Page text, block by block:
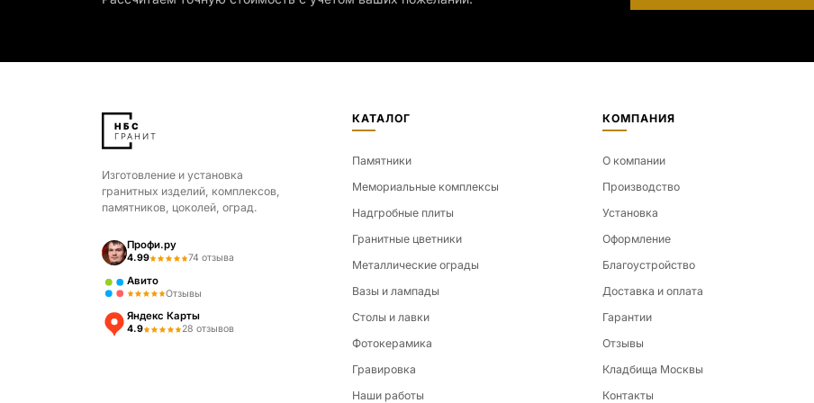
Изготовление и установка
гранитных изделий, комплексов,
памятников, цоколей, оград.
Профи.ру
4.99 74 отзыва
Авито
Отзывы
Яндекс Карты
4.9 28 отзывов
КАТАЛОГ
Памятники
Мемориальные комплексы
Надгробные плиты
Гранитные цветники
Металлические ограды
Вазы и лампады
Столы и лавки
Фотокерамика
Гравировка
Наши работы
КОМПАНИЯ
О компании
Производство
Установка
Оформление
Благоустройство
Доставка и оплата
Гарантии
Отзывы
Кладбища Москвы
Контакты